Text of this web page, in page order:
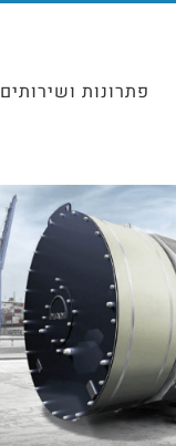
פתרונות ושירותים